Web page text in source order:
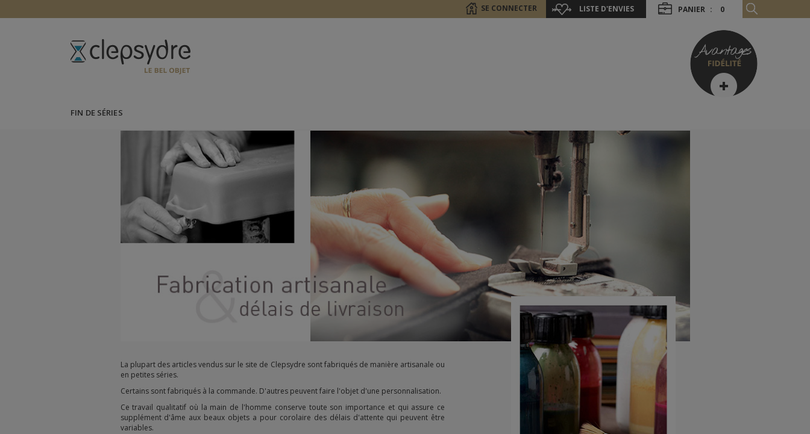
SE CONNECTER LISTE D'ENVIES PANIER : 0
FIN DE SÉRIES
La plupart des articles vendus sur le site de Clepsydre sont fabriqués de manière artisanale ou
en petites séries.
Certains sont fabriqués à la commande. D'autres peuvent faire l'objet d'une personnalisation.
Ce travail qualitatif où la main de l'homme conserve toute son importance et qui assure ce
supplément d'âme aux beaux objets a pour corolaire des délais d'attente qui peuvent être
variables.